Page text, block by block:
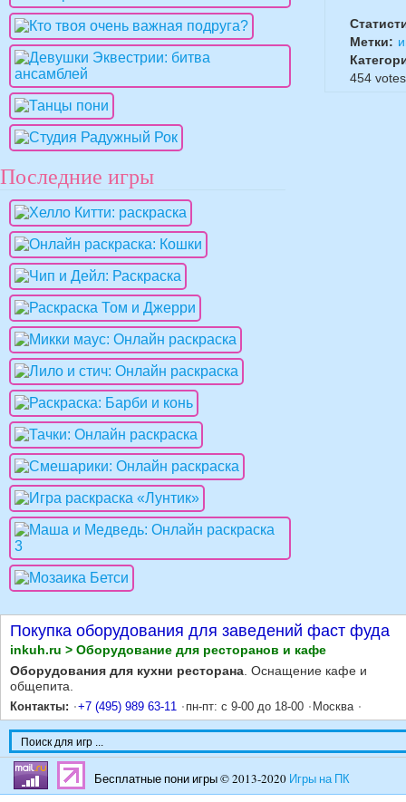
Метки:
454
Последние игры
Покупка оборудования для заведений фаст фуда
inkuh.ru > Оборудование для ресторанов и кафе
Оборудования для кухни ресторана . Оснащение кафе и
общепита.
Контакты: +7 (495) 989 63-11 пн-пт: с 9-00 до 18-00 Москва
Бесплатные пони игры © 2013-2020 Игры на ПК